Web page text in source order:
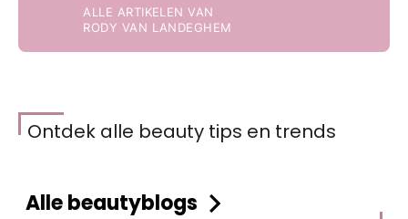
ALLE ARTIKELEN VAN
RODY VAN LANDEGHEM
Ontdek alle beauty tips en trends
Alle beautyblogs